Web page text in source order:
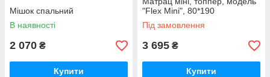
Мішок спальний
В наявності
2 070 ₴
Купити
"Flex Mini", 80*190
Під замовлення
3 695 ₴
Купити